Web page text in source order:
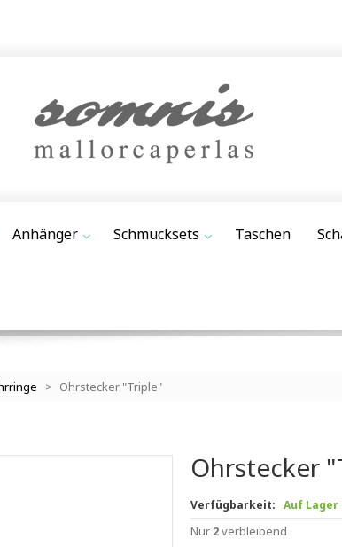
Anhänger Schmucksets Taschen
> Ohrstecker "Triple"
Ohrstecker
Verfügbarkeit: Auf Lager
Nur 2verbleibend